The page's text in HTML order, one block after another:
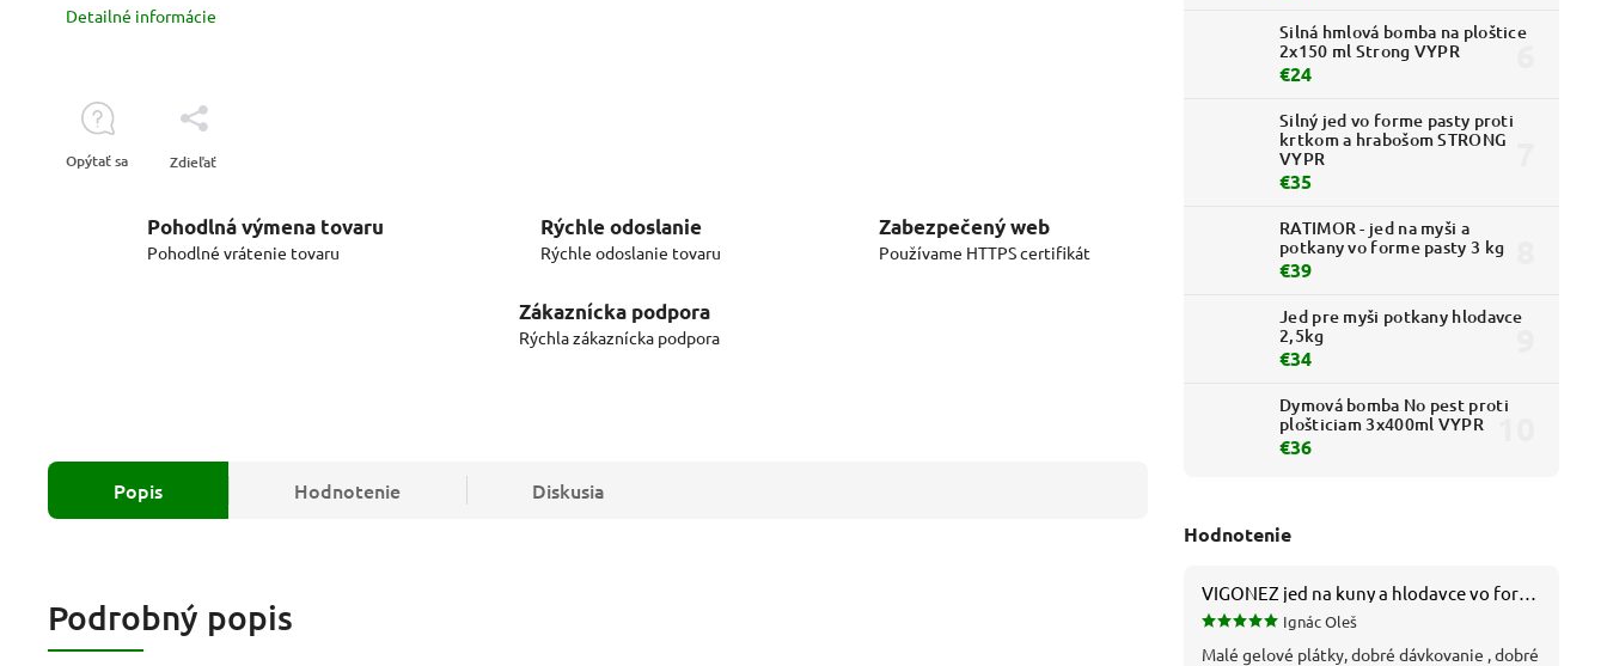
Silná hmlová bomba na ploštice
2x150 ml Strong VYPR
€24
Silný jed vo forme pasty proti
krtkom a hrabošom STRONG
VYPR
€35
RATIMOR - jed na myši a
potkany vo forme pasty 3 kg
€39
Jed pre myši potkany hlodavce
2,5kg
€34
Dymová bomba No pest proti
plošticiam 3x400ml VYPR
€36
Hodnotenie
VIGONEZ jed na kuny a hlodavce vo forme pasty 1,5 kg
Ignác Oleš
Malé gelové plátky, dobré dávkovanie , dobré
Detailné informácie
Opýtať sa Zdieľať
Pohodlná výmena tovaru
Pohodlné vrátenie tovaru
Rýchle odoslanie
Rýchle odoslanie tovaru
Zabezpečený web
Používame HTTPS certifikát
Zákaznícka podpora
Rýchla zákaznícka podpora
Popis Hodnotenie Diskusia
Podrobný popis